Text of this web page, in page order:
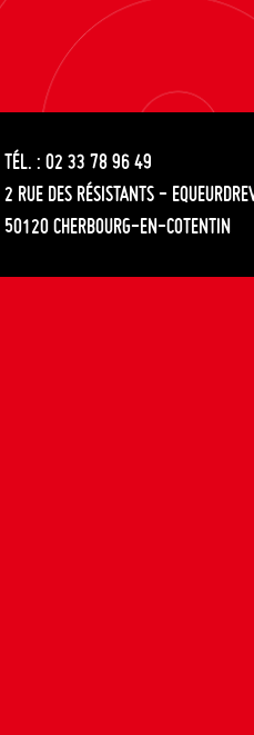
TÉL. : 02 33 78 96 49
2 RUE DES RÉSISTANTS -
50120 CHERBOURG-EN-COTENTIN